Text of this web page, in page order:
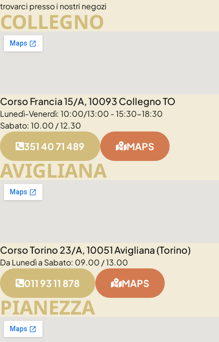
trovarci presso i nostri negozi
COLLEGNO
Corso Francia 15/A, 10093 Collegno TO
Lunedì-Venerdì: 10:00/13:00 - 15:30-18:30
Sabato: 10.00 / 12.30
351 40 71 489 MAPS
AVIGLIANA
Corso Torino 23/A, 10051 Avigliana (Torino)
Da Lunedì a Sabato: 09.00 / 13.00
011 93 11 878 MAPS
PIANEZZA